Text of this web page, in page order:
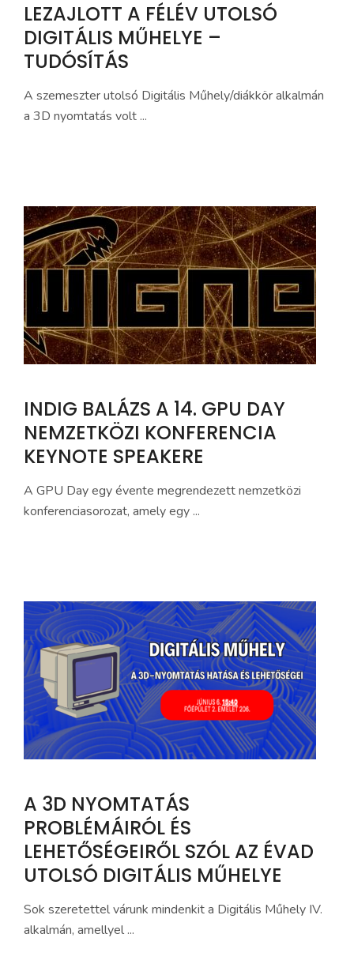
LEZAJLOTT A FÉLÉV UTOLSÓ
DIGITÁLIS MŰHELYE –
TUDÓSÍTÁS
A szemeszter utolsó Digitális Műhely/diákkör alkalmán
a 3D nyomtatás volt ...
INDIG BALÁZS A 14. GPU DAY
NEMZETKÖZI KONFERENCIA
KEYNOTE SPEAKERE
A GPU Day egy évente megrendezett nemzetközi
konferenciasorozat, amely egy ...
A 3D NYOMTATÁS
PROBLÉMÁIRÓL ÉS
LEHETŐSÉGEIRŐL SZÓL AZ ÉVAD
UTOLSÓ DIGITÁLIS MŰHELYE
Sok szeretettel várunk mindenkit a Digitális Műhely IV.
alkalmán, amellyel ...